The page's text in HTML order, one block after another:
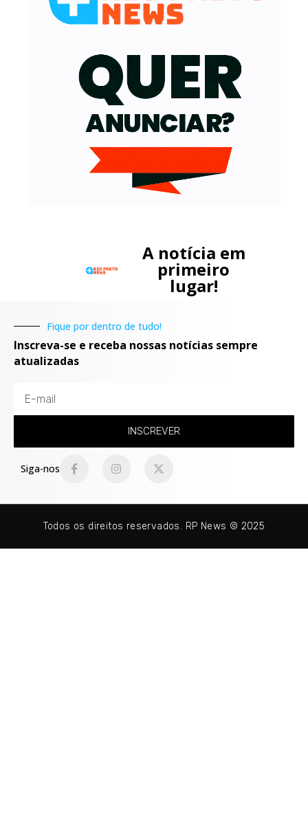
A notícia em
primeiro
lugar!
Fique por dentro de tudo!
Inscreva-se e receba nossas notícias sempre
atualizadas
INSCREVER
Siga-nos
Todos os direitos reservados. RP News © 2025